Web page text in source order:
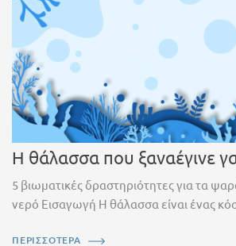
Η θάλασσα που ξαναέγινε
5 βιωματικές δραστηριότητες για τα
νερό Εισαγωγή Η θάλασσα είναι ένας
ΠΕΡΙΣΣΟΤΕΡΑ